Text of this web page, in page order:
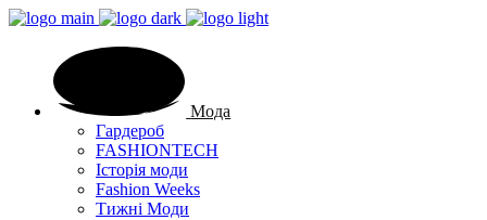
Мода
Гардероб
FASHIONTECH
Історія моди
Fashion Weeks
Тижні Моди